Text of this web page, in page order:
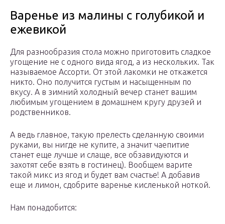
Варенье из малины с голубикой и
ежевикой
Для разнообразия стола можно приготовить сладкое
угощение не с одного вида ягод, а из нескольких. Так
называемое Ассорти. От этой лакомки не откажется
никто. Оно получится густым и насыщенным по
вкусу. А в зимний холодный вечер станет вашим
любимым угощением в домашнем кругу друзей и
родственников.
А ведь главное, такую прелесть сделанную своими
руками, вы нигде не купите, а значит чаепитие
станет еще лучше и слаще, все обзавидуются и
захотят себе взять в гостинец). Вообщем варите
такой микс из ягод и будет вам счастье! А добавив
еще и лимон, сдобрите варенье кисленькой ноткой.
Нам понадобится: